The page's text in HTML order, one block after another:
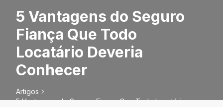
5 Vantagens do Seguro
Fiança Que Todo
Locatário Deveria
Conhecer
Artigos
5 Vantagens do Seguro Fiança Que Todo Locatário